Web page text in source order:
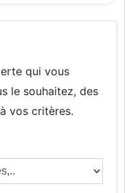
qui vous
le souhaitez, des
vos critères.